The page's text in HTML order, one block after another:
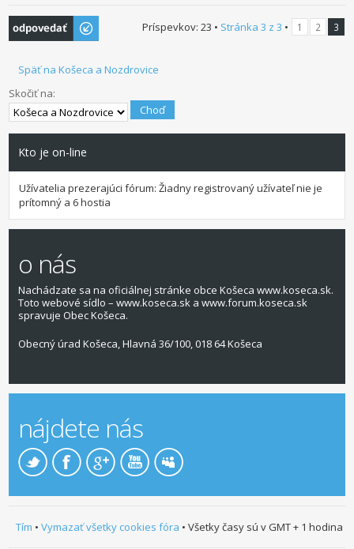
Odoslať odpoveď Príspevkov: 23 • Stránka 3 z 3 • 1 2 3
Späť na Košeca a Nozdrovice
Skočiť na:
Kto je on-line
Užívatelia prezerajúci fórum: Žiadny registrovaný užívateľ nie je
prítomný a 6 hostia
o nás
Nachádzate sa na oficiálnej stránke obce Košeca www.koseca.sk.
Toto webové sídlo – www.koseca.sk a www.forum.koseca.sk
spravuje Obec Košeca.
Obecný úrad Košeca, Hlavná 36/100, 018 64 Košeca
nájdete nás
Tím • Vymazať všetky cookies fóra • Všetky časy sú v GMT + 1 hodina